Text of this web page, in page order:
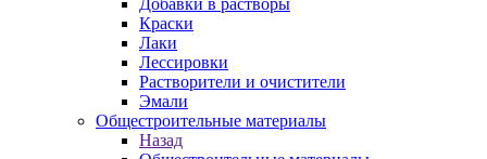
Краски
Лаки
Лессировки
Растворители и очистители
Эмали
Общестроительные материалы
Назад